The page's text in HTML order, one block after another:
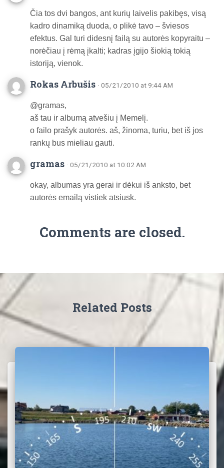
Čia tos dvi bangos, ant kurių laivelis pakibęs, visą
kadro dinamiką duoda, o plikė tavo – šviesos
efektus. Gal turi didesnį failą su autorės kopyraitu –
norėčiau į rėmą įkalti; kadras įgijo šiokią tokią
istoriją, vienok.
Rokas Arbušis · 05/21/2010 at 9:44 AM
@gramas,
aš tau ir albumą atvešiu į Memelį.
o failo prašyk autorės. aš, žinoma, turiu, bet iš jos
rankų bus mieliau gauti.
gramas · 05/21/2010 at 10:02 AM
okay, albumas yra gerai ir dėkui iš anksto, bet
autorės emailą vistiek atsiusk.
Comments are closed.
Related Posts